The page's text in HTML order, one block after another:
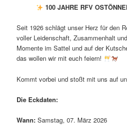
100 JAHRE RFV
Seit 1926 schlägt unser Herz für den
voller Leidenschaft, Zusammenhalt
Momente im Sattel und auf der
das wollen wir mit euch feiern!
Kommt vorbei und stoßt mit uns auf
Die Eckdaten:
Wann: Samstag, 07. März 2026